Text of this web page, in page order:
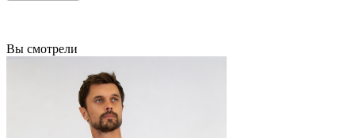
Вы смотрели